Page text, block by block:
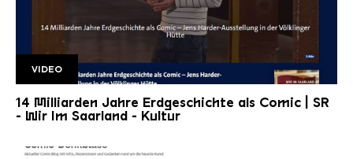
WIMS JH2.
VIDEO
14 Milliarden Jahre Erdgeschichte als Comic | SR
- Wir Im Saarland - Kultur